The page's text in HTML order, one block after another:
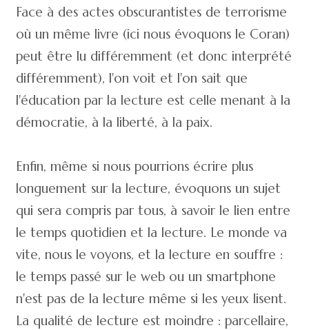
Face à des actes obscurantistes de terrorisme
où un même livre (ici nous évoquons le Coran)
peut être lu différemment (et donc interprété
différemment), l'on voit et l'on sait que
l'éducation par la lecture est celle menant à la
démocratie, à la liberté, à la paix.
Enfin, même si nous pourrions écrire plus
longuement sur la lecture, évoquons un sujet
qui sera compris par tous, à savoir le lien entre
le temps quotidien et la lecture. Le monde va
vite, nous le voyons, et la lecture en souffre :
le temps passé sur le web ou un smartphone
n'est pas de la lecture même si les yeux lisent.
La qualité de lecture est moindre : parcellaire,